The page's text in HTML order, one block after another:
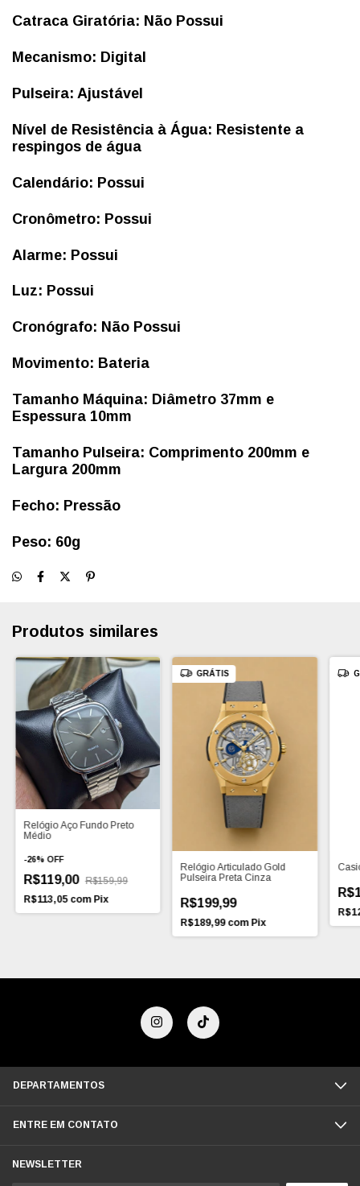
Catraca Giratória: Não Possui
Mecanismo: Digital
Pulseira: Ajustável
Nível de Resistência à Água: Resistente a
respingos de água
Calendário: Possui
Cronômetro: Possui
Alarme: Possui
Luz: Possui
Cronógrafo: Não Possui
Movimento: Bateria
Tamanho Máquina: Diâmetro 37mm e
Espessura 10mm
Tamanho Pulseira: Comprimento 200mm e
Largura 200mm
Fecho: Pressão
Peso: 60g
Produtos similares
Relógio Aço Fundo Preto
Médio
-26% OFF
R$119,00 R$159,99
R$113,05 com Pix
GRÁTIS
Relógio Articulado Gold
Pulseira Preta Cinza
R$199,99
R$189,99 com Pix
DEPARTAMENTOS
ENTRE EM CONTATO
NEWSLETTER